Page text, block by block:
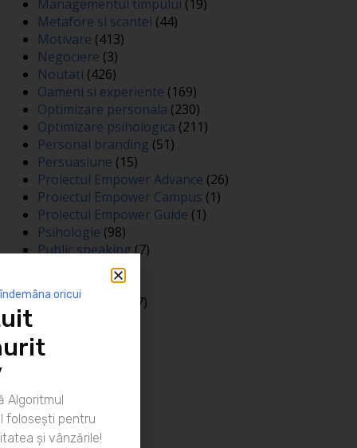
Managementul timpului (19)
Metafore si scantei (44)
Motivare (413)
Negociere (3)
Noutati (426)
Oameni si experiente (169)
Optimizare personala (230)
Optimizare psihologica (211)
Personal branding (51)
Persuasiune (15)
Proiectul Empower Advance (26)
Proiectul Empower Campus (1)
Proiectul Empower Guide (1)
Psihologie (98)
Public speaking(7)
(81)
Spiritualitate
(127)
oricui
Algoritmul
folosești pentru
și vânzările!